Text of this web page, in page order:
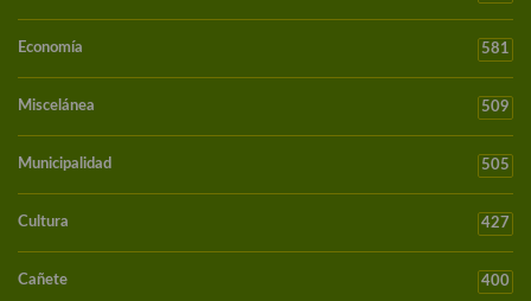
Economía 581
Miscelánea 509
Municipalidad 505
Cultura 427
Cañete 400